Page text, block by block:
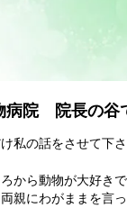
病院 院長の谷
私の話をさせて下さ
から動物が大好き
親にわがままを言